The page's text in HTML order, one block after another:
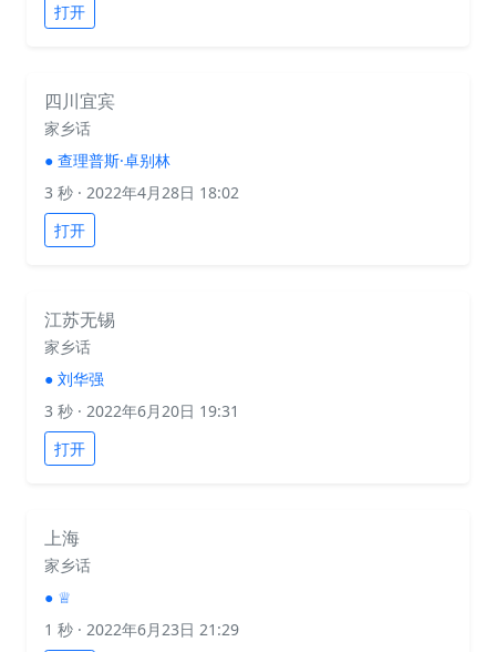
打开
四川宜宾
家乡话
● 查理普斯·卓别林
3 秒 · 2022年4月28日 18:02
打开
江苏无锡
家乡话
● 刘华强
3 秒 · 2022年6月20日 19:31
打开
上海
家乡话
● ♕
1 秒 · 2022年6月23日 21:29